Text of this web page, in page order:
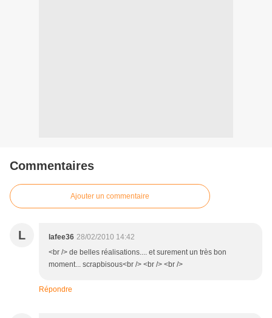
Commentaires
Ajouter un commentaire
L lafee36 28/02/2010 14:42
<br /> de belles réalisations.... et surement un très bon
moment... scrapbisous<br /> <br /> <br />
Répondre